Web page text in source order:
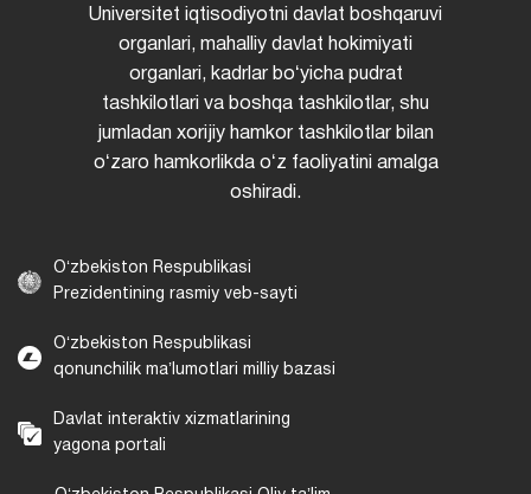
Universitet iqtisodiyotni davlat boshqaruvi
organlari, mahalliy davlat hokimiyati
organlari, kadrlar boʻyicha pudrat
tashkilotlari va boshqa tashkilotlar, shu
jumladan xorijiy hamkor tashkilotlar bilan
oʻzaro hamkorlikda oʻz faoliyatini amalga
oshiradi.
Oʻzbekiston Respublikasi
Prezidentining rasmiy veb-sayti
Oʻzbekiston Respublikasi
qonunchilik maʼlumotlari milliy bazasi
Davlat interaktiv xizmatlarining
yagona portali